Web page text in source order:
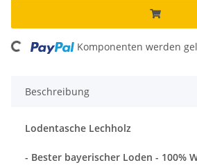
Loading... Komponenten werden
Beschreibung
Lodentasche Lechholz
- Bester bayerischer Loden - 100%